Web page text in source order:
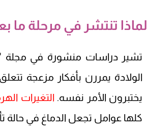
لماذا تنتشر في مرحلة ما
الولادة يمررن بأفكار مزعجة
يختبرون الأمر نفسه. التغيرات
كلها عوامل تجعل الدماغ في حالة